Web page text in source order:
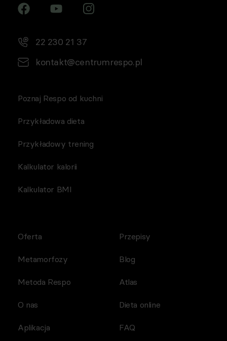
22 230 21 37
kontakt@centrumrespo.pl
Poznaj Respo od kuchni
Przykładowa dieta
Przykładowy trening
Kalkulator kalorii
Kalkulator BMI
Oferta
Metamorfozy
Metoda Respo
O nas
Aplikacja
Przepisy
Blog
Atlas
Dieta online
FAQ